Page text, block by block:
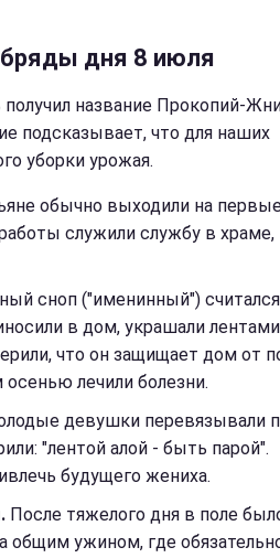
дня 8 июля
название Прокопий-
подсказывает, что для наших
уборки урожая.
обычно выходили на
служили службу в храме,
сноп ("именинный") считался
в дом, украшали
что он защищает дом от
лечили болезни.
девушки перевязывали
"лентой алой - быть парой".
будущего жениха.
После тяжелого дня в поле
общим ужином, где